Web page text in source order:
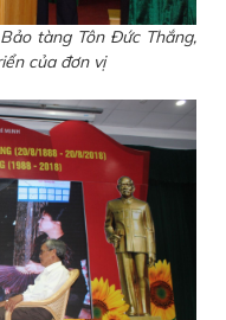
tàng Tôn Đức Thắng,
của đơn vị